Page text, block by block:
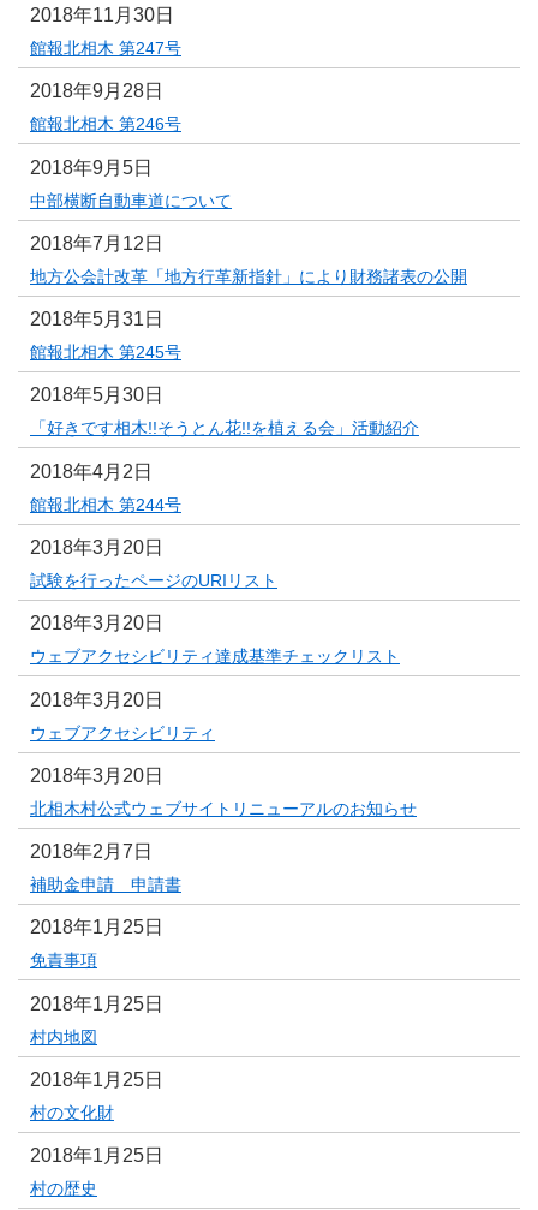
2018年11月30日
館報北相木 第247号
2018年9月28日
館報北相木 第246号
2018年9月5日
中部横断自動車道について
2018年7月12日
地方公会計改革「地方行革新指針」により財務諸表の公開
2018年5月31日
館報北相木 第245号
2018年5月30日
「好きです相木!!そうとん花!!を植える会」活動紹介
2018年4月2日
館報北相木 第244号
2018年3月20日
試験を行ったページのURIリスト
2018年3月20日
ウェブアクセシビリティ達成基準チェックリスト
2018年3月20日
ウェブアクセシビリティ
2018年3月20日
北相木村公式ウェブサイトリニューアルのお知らせ
2018年2月7日
補助金申請 申請書
2018年1月25日
免責事項
2018年1月25日
村内地図
2018年1月25日
村の文化財
2018年1月25日
村の歴史